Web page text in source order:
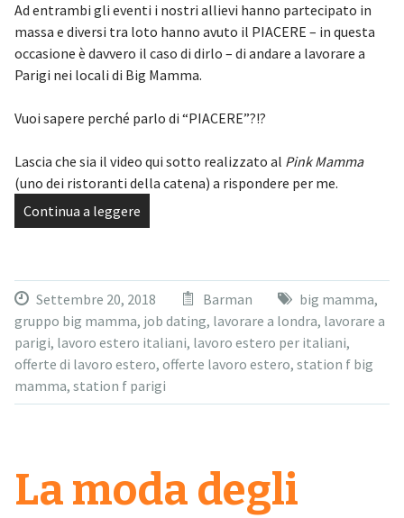
Ad entrambi gli eventi i nostri allievi hanno partecipato in
massa e diversi tra loto hanno avuto il PIACERE – in questa
occasione è davvero il caso di dirlo – di andare a lavorare a
Parigi nei locali di Big Mamma.
Vuoi sapere perché parlo di “PIACERE”?!?
Lascia che sia il video qui sotto realizzato al Pink Mamma
(uno dei ristoranti della catena) a rispondere per me.
Continua a leggere
Settembre 20, 2018 Barman big mamma,
gruppo big mamma, job dating, lavorare a londra, lavorare a
parigi, lavoro estero italiani, lavoro estero per italiani,
offerte di lavoro estero, offerte lavoro estero, station f big
mamma, station f parigi
La moda degli